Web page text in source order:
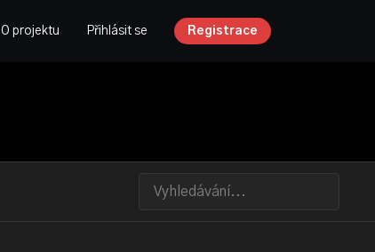
O projektu Přihlásit se Registrace